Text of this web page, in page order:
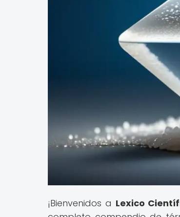
¡Bienvenidos a Lexico